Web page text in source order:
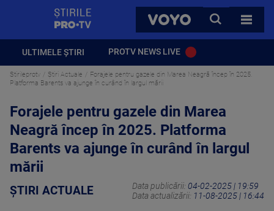
VOYO
CAUTA
TOATE
ULTIMELE ȘTIRI PROTV NEWS LIVE
Stirileprotv Știri Actuale
Forajele pentru gazele din Marea Neagră încep în 2025.
Platforma Barents va ajunge în curând în largul mării
Forajele pentru gazele din Marea
Neagră încep în 2025. Platforma
Barents va ajunge în curând în largul
mării
ȘTIRI ACTUALE Data publicării: 04-02-2025 | 19:59
Data actualizării: 11-08-2025 | 16:44